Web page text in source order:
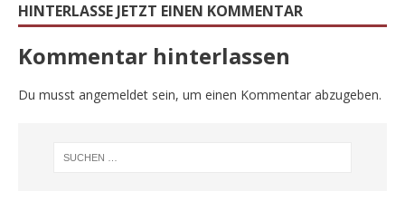
HINTERLASSE JETZT EINEN KOMMENTAR
Kommentar hinterlassen
Du musst angemeldet sein, um einen Kommentar abzugeben.